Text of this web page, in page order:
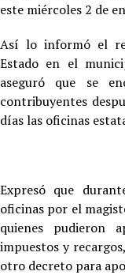
este miércoles 2 de
Así lo informó el
Estado en el
aseguró que se
contribuyentes
días las oficinas
Expresó que
oficinas por el
quienes pudieron
impuestos y
otro decreto para